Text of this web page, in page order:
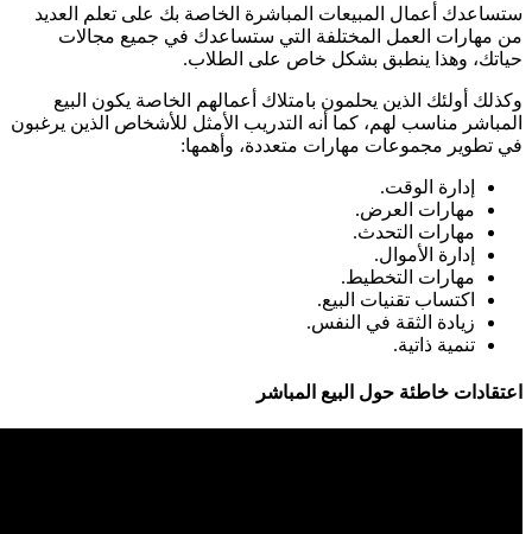
ستساعدك أعمال المبيعات المباشرة الخاصة بك على تعلم العديد
من مهارات العمل المختلفة التي ستساعدك في جميع مجالات
حياتك، وهذا ينطبق بشكل خاص على الطلاب.
وكذلك أولئك الذين يحلمون بامتلاك أعمالهم الخاصة يكون البيع
المباشر مناسب لهم، كما أنه التدريب الأمثل للأشخاص الذين يرغبون
في تطوير مجموعات مهارات متعددة، وأهمها:
إدارة الوقت.
مهارات العرض.
مهارات التحدث.
إدارة الأموال.
مهارات التخطيط.
اكتساب تقنيات البيع.
زيادة الثقة في النفس.
تنمية ذاتية.
اعتقادات خاطئة حول البيع المباشر